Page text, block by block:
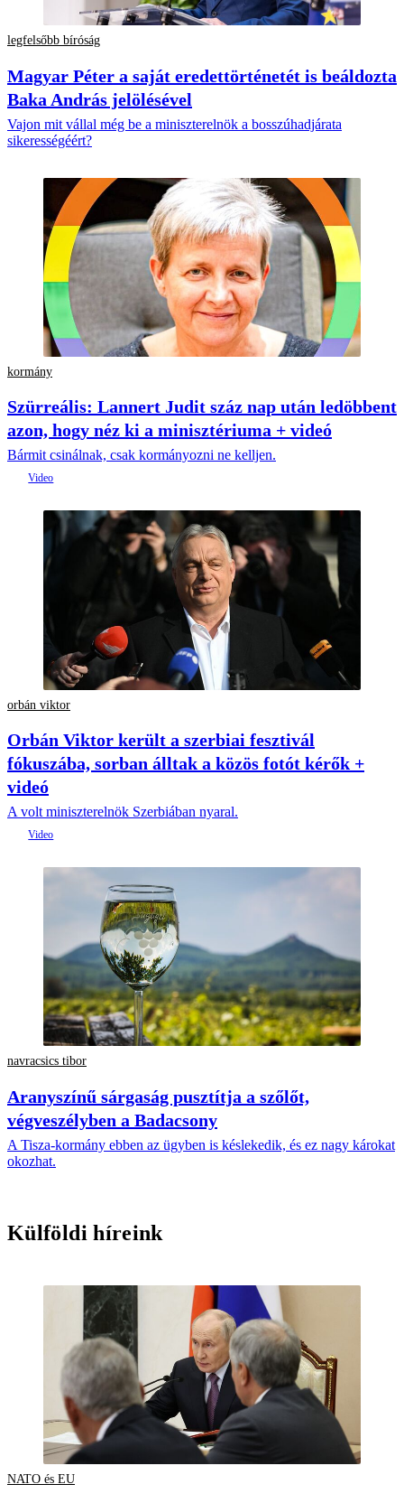
legfelsőbb bíróság
Magyar Péter a saját eredettörténetét is beáldozta
Baka András jelölésével
Vajon mit vállal még be a miniszterelnök a bosszúhadjárata
sikerességéért?
kormány
Szürreális: Lannert Judit száz nap után ledöbbent
azon, hogy néz ki a minisztériuma + videó
Bármit csinálnak, csak kormányozni ne kelljen.
orbán viktor
Orbán Viktor került a szerbiai fesztivál
fókuszába, sorban álltak a közös fotót kérők +
videó
A volt miniszterelnök Szerbiában nyaral.
navracsics tibor
Aranyszínű sárgaság pusztítja a szőlőt,
végveszélyben a Badacsony
A Tisza-kormány ebben az ügyben is késlekedik, és ez nagy károkat
okozhat.
Külföldi híreink
NATO és EU